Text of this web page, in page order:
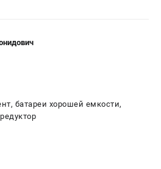
батареи хорошей емкости,